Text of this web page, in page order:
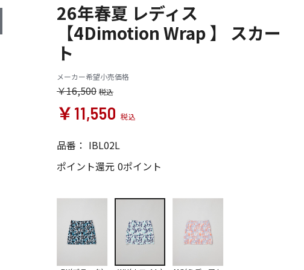
26年春夏 レディス
【4Dimotion Wrap 】 スカー
ト
メーカー希望小売価格
￥16,500
￥11,550
品番： IBL02L
ポイント還元 0ポイント